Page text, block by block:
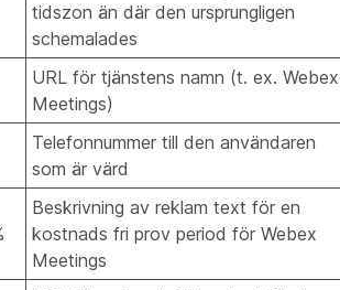
tidszon än där den ursprungligen
schemalades
URL för tjänstens namn (t. ex. Webex
Meetings)
Telefonnummer till den användaren
som är värd
Beskrivning av reklam text för en
kostnads fri prov period för Webex
Meetings